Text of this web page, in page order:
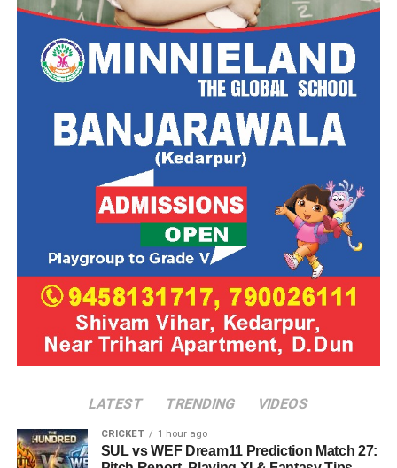
LATEST TRENDING VIDEOS
CRICKET 1 hour ago
SUL vs WEF Dream11 Prediction Match 27: